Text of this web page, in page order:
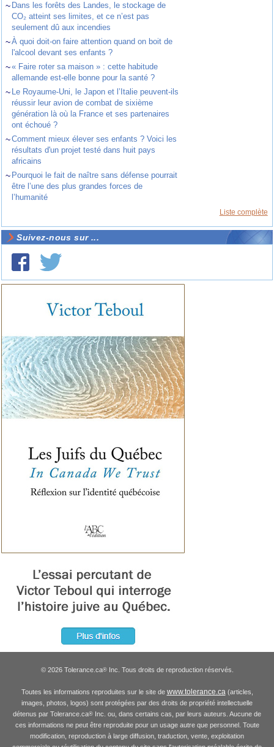
~ Dans les forêts des Landes, le stockage de
CO₂ atteint ses limites, et ce n’est pas
seulement dû aux incendies
~À quoi doit-on faire attention quand on boit de
l'alcool devant ses enfants ?
~« Faire roter sa maison » : cette habitude
allemande est-elle bonne pour la santé ?
~ Le Royaume-Uni, le Japon et l’Italie peuvent-ils
réussir leur avion de combat de sixième
génération là où la France et ses partenaires
ont échoué ?
~Comment mieux élever ses enfants ? Voici les
résultats d'un projet testé dans huit pays
africains
~ Pourquoi le fait de naître sans défense pourrait
être l’une des plus grandes forces de
l’humanité
Liste complète
Suivez-nous sur ...
© 2026 Tolerance.ca®Inc. Tous droits de reproduction réservés.
Toutes les informations reproduites sur le site de www.tolerance.ca(articles,
images, photos, logos) sont protégées par des droits de propriété intellectuelle
détenus par Tolerance.ca® Inc. ou, dans certains cas, par leurs auteurs. Aucune de
ces informations ne peut être reproduite pour un usage autre que personnel. Toute
modification, reproduction à large diffusion, traduction, vente, exploitation